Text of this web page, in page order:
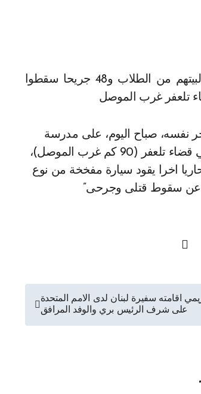
تلعفر غرب الموصل
نفسه، صباح اليوم، على مدرسة
ابتدائية في قرية قبك ذات الاغلبية التركمانية التابعة لناحية العياضية في قضاء تلعفر (90 كم غرب الموصل)،
اخرا يقود سيارة مفخخة من نوع
عن سقوط قتلى وجرحى”
اقامته سفيرة لبنان لدى الامم المتحدة
على شرف الرئيس بري والوفد المرافق